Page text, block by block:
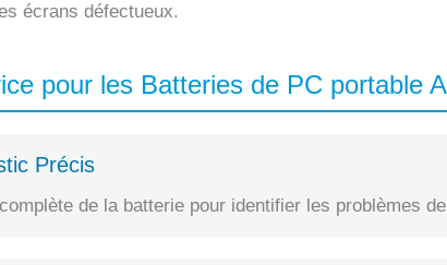
écrans défectueux.
pour les Batteries de PC portable
Précis
de la batterie pour identifier les problèmes